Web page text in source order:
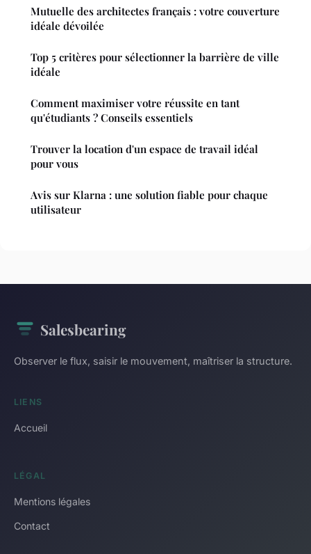
Mutuelle des architectes français : votre couverture
idéale dévoilée
Top 5 critères pour sélectionner la barrière de ville
idéale
Comment maximiser votre réussite en tant
qu'étudiants ? Conseils essentiels
Trouver la location d'un espace de travail idéal
pour vous
Avis sur Klarna : une solution fiable pour chaque
utilisateur
Salesbearing
Observer le flux, saisir le mouvement, maîtriser la structure.
LIENS
Accueil
LÉGAL
Mentions légales
Contact